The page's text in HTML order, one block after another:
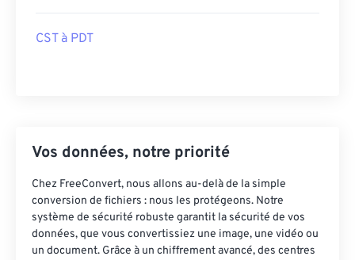
CST à PDT
Vos données, notre priorité
Chez FreeConvert, nous allons au-delà de la simple
conversion de fichiers : nous les protégeons. Notre
système de sécurité robuste garantit la sécurité de vos
données, que vous convertissiez une image, une vidéo ou
un document. Grâce à un chiffrement avancé, des centres